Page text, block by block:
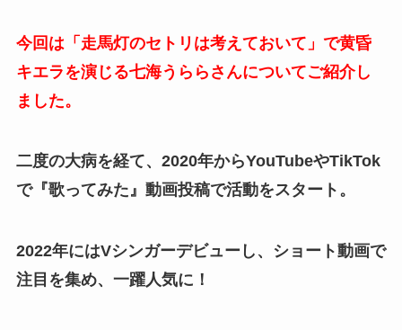
今回は「走馬灯のセトリは考えておいて」で黄昏
キエラを演じる七海うららさんについてご紹介し
ました。
二度の大病を経て、2020年からYouTubeやTikTok
で『歌ってみた』動画投稿で活動をスタート。
2022年にはVシンガーデビューし、ショート動画で
注目を集め、一躍人気に！